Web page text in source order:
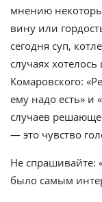
мнению
вину или
сегодня суп,
случаях
Комаровского:
ему надо есть» и
случаев
— это чувство
Не спрашивайте:
было самым